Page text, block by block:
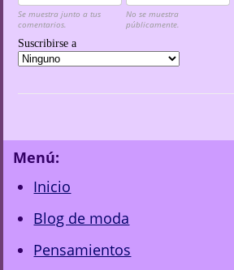
Se muestra junto a tus
comentarios.
No se muestra
públicamente.
Suscribirse a
Menú:
Inicio
Blog de moda
Pensamientos